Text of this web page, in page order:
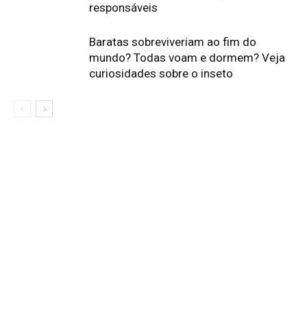
responsáveis
Baratas sobreviveriam ao fim do
mundo? Todas voam e dormem? Veja
curiosidades sobre o inseto